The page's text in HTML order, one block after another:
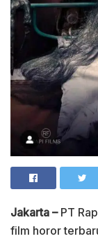
Jakarta –PT
film horor